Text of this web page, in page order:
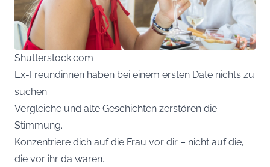
Shutterstock.com
Ex-Freundinnen haben bei einem ersten Date nichts zu
suchen.
Vergleiche und alte Geschichten zerstören die
Stimmung.
Konzentriere dich auf die Frau vor dir – nicht auf die,
die vor ihr da waren.